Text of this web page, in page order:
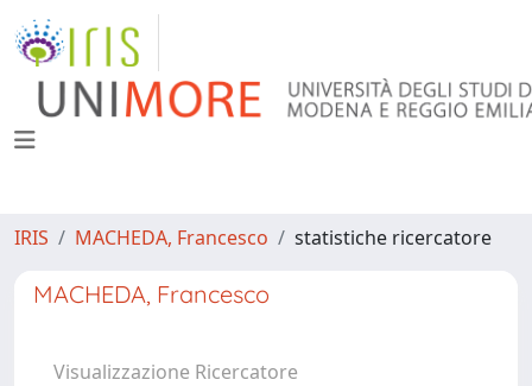
IRIS MACHEDA, Francesco statistiche ricercatore
MACHEDA, Francesco
Visualizzazione Ricercatore